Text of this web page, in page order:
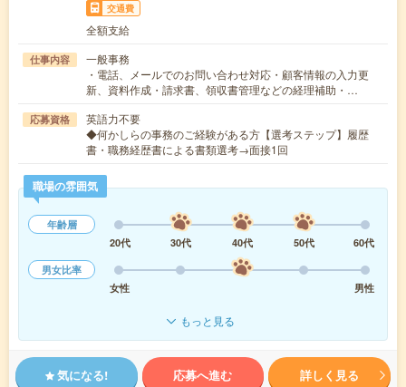
交通費
全額支給
仕事内容
一般事務
・電話、メールでのお問い合わせ対応・顧客情報の入力更
新、資料作成・請求書、領収書管理などの経理補助・…
応募資格
英語力不要
◆何かしらの事務のご経験がある方【選考ステップ】履歴
書・職務経歴書による書類選考→面接1回
職場の雰囲気
年齢層
20代
30代 40代 50代
60代
男女比率
女性
男性
もっと見る
気になる! 応募へ進む 詳しく見る